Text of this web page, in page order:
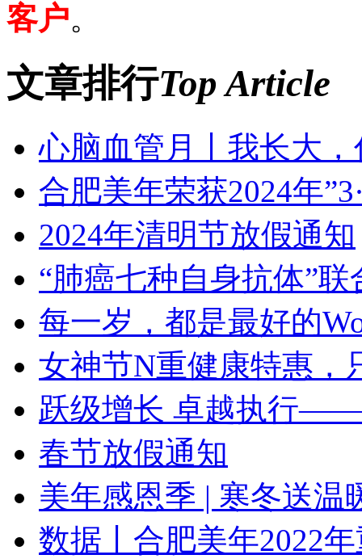
客户。
文章排行Top Article
心脑血管月丨我长大
合肥美年荣获2024年
2024年清明节放假通知
“肺癌七种自身抗体”
每一岁，都是最好的
女神节N重健康特惠，
跃级增长 卓越执行——
春节放假通知
美年感恩季 | 寒冬送温
数据丨合肥美年2022